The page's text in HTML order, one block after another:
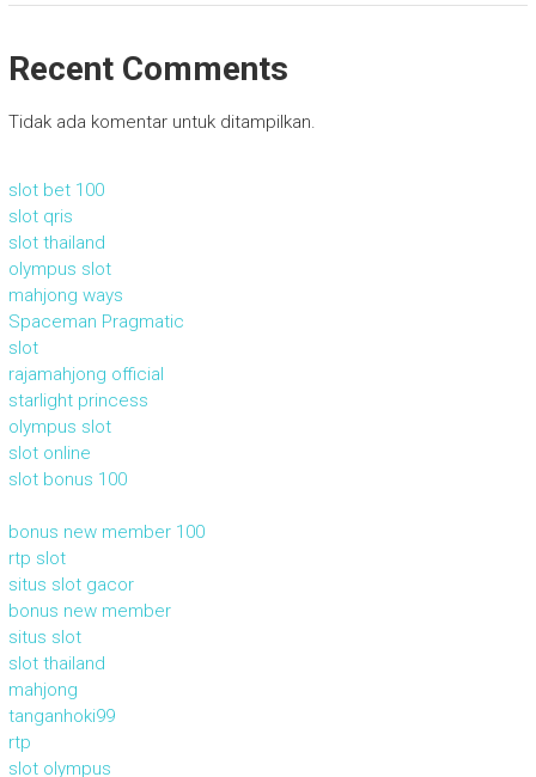
Recent Comments
Tidak ada komentar untuk ditampilkan.
slot bet 100
slot qris
slot thailand
olympus slot
mahjong ways
Spaceman Pragmatic
slot
rajamahjong official
starlight princess
olympus slot
slot online
slot bonus 100
bonus new member 100
rtp slot
situs slot gacor
bonus new member
situs slot
slot thailand
mahjong
tanganhoki99
rtp
slot olympus